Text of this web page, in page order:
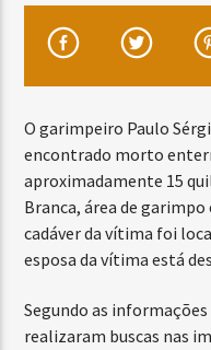
O garimpeiro Paulo
encontrado morto
aproximadamente 15
Branca, área de
cadáver da vítima foi
esposa da vítima está
Segundo as
realizaram buscas nas